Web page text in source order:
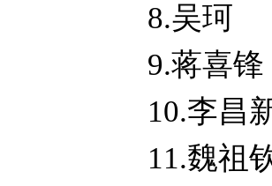
8.吴珂
9.蒋喜锋
10.李昌
11.魏祖